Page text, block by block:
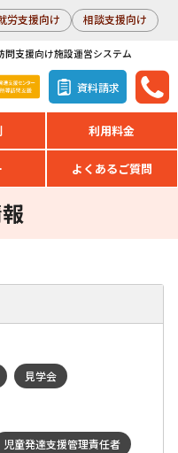
労支援向け 相談支援向け
問支援向け施設運営システム
資料請求
利用料金
よくあるご質問
見学会
児童発達支援管理責任者